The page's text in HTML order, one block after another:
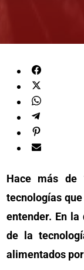
Hace más de
tecnologías
entender. En la
de la
alimentados